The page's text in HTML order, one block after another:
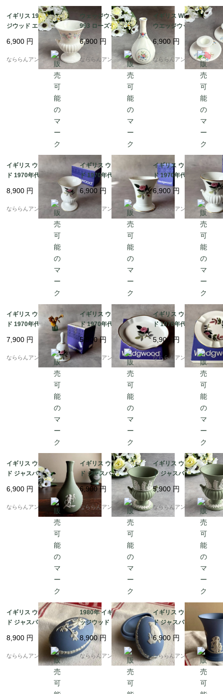
イギリス 1980s ウェッ
ジウッド エンジェラ U
RNスタイル 花瓶 [EY3
352]
6,900 円
なららんアンティーク
ウェッジウッド 1981-1
993 ローズデール ぽっ
てりしたフォルムの花
瓶 フラワーベース [EY
3350]
6,900 円
なららんアンティーク
イギリス WEDGWOOD
ウエッジウッド MEAD
OW-SWEET セイヨウ
ナツユキソウ キャンド
ルスタンド2個セット
[AA1152]
6,900 円
なららんアンティーク
イギリス ウェッジウッ
ド 1970年代 ハザウェ
イ・ローズ 広口花瓶 W
edgwood HATHAWAY
ROSE VASE フラワー
ベース 箱付き [EW021
8,900 円
なららんアンティーク
イギリス ウェッジウッ
ド 1970年代 ハザウェ
イ・ローズ 広口花瓶 W
edgwood HATHAWAY
ROSE POSY POT 箱付
6,900 円
なららんアンティーク
イギリス ウェッジウッ
ド 1970年代 ハザウェ
イ・ローズ URN(壺)ス
タイル花瓶 Wedgwood
HATHAWAY ROSE MI
NIATURE VASE 箱付き
6,900 円
なららんアンティーク
イギリス ウェッジウッ
ド 1970年代 ハザウェ
イ・ローズ テーブルベ
ル Wedgwood HATHA
WAY ROSE TABLE BE
LL 箱付き [EW0211]
7,900 円
なららんアンティーク
イギリス ウェッジウッ
ド 1970年代 ハザウェ
イ・ローズ オーバルト
レイ Wedgwood HATH
AWAY ROSE Silver sw
eet dish 箱付き [EW02
5,900円
なららんアンティーク
イギリス ウェッジウッ
ド 1970年代 ハザウェ
イ・ローズ アッシュト
レイ 陶製灰皿 WEDGW
OOD HATHAWAY ROS
E 箱付き [EW0205]
5,900 円
なららんアンティーク
イギリス ウェッジウッ
ド ジャスパーウェア セ
イジグリーン 一輪挿し
花瓶 WEDGWOOD GR
EEN VASE [EY8539]
6,900 円
なららんアンティーク
イギリス ウェッジウッ
ド ジャスパーウェア セ
イジグリーン URN壷型
花瓶 WEDGWOOD GR
EEN VASE EY8538 [E
Y8538]
6,900円
なららんアンティーク
イギリス ウェッジウッ
ド ジャスパーウェア セ
イジグリーン URN壷型
花瓶 WEDGWOOD GR
EEN VASE [EY8537]
5,900 円
なららんアンティーク
イギリス ウェッジウッ
ド ジャスパーブルー イ
ースターエッグ 天使 エ
ンジェル トリンケット
ボックス 小物入れ [EY
8,900 円
なららんアンティーク
1980年 イギリス ウェ
ッジウッド ジャスパー
ブルー イースターエッ
グ フクロウ 卵 トリン
ケットボックス 小物入
れ 鳥シリーズ [EY852
8,900円
なららんアンティーク
イギリス ウェッジウッ
ド ジャスパーブルー ラ
ッパ型 花瓶 WEDGWO
OD BLUE VASE [EY85
19]
6,900円
なららんアンティーク